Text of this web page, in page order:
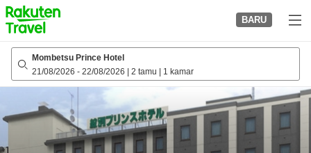
to
top
page
BARU
Mombetsu Prince Hotel
21/08/2026 - 22/08/2026 2 tamu 1 kamar